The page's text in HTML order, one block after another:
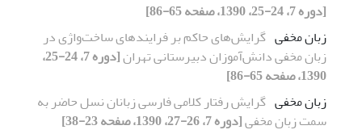
[دوره 7، 24-25، 1390، صفحه 65-86]
زبان مخفی گرایش‌های حاکم بر فرایندهای ساخت‌واژی در
زبان مخفی دانش‌آموزان دبیرستانی تهران
[دوره 7، 24-25،
1390، صفحه 65-86]
زبان مخفی گرایش رفتار کلامی فارسی زبانان نسل حاضر به
سمت زبان مخفی[دوره 7، 26-27، 1390، صفحه 23-38]